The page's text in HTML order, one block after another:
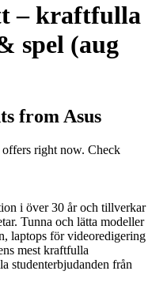
– kraftfulla
spel (aug
from Asus
offers right now. Check
i över 30 år och tillverkar
Tunna och lätta modeller
laptops för videoredigering
mest kraftfulla
studenterbjudanden från